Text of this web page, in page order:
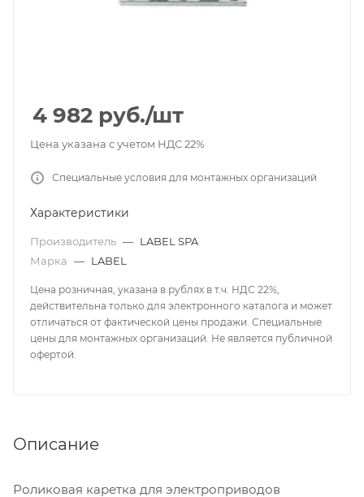
4 982 руб./шт
Цена указана с учетом НДС 22%
Специальные условия для монтажных организаций
Характеристики
Производитель — LABEL SPA
Марка — LABEL
Цена розничная, указана в рублях в т.ч. НДС 22%,
действительна только для электронного каталога и может
отличаться от фактической цены продажи. Специальные
цены для монтажных организаций. Не является публичной
офертой.
Описание
Роликовая каретка для электроприводов